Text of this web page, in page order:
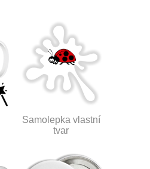
Samolepka vlastní
tvar